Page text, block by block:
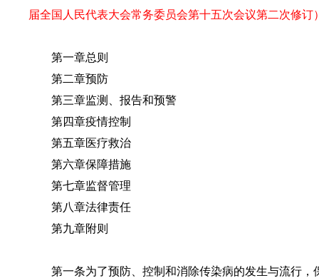
届全国人民代表大会常务委员会第十五次会议第二次修订
第一章总则
第二章预防
第三章监测、报告和预警
第四章疫情控制
第五章医疗救治
第六章保障措施
第七章监督管理
第八章法律责任
第九章附则
第一条为了预防、控制和消除传染病的发生与流行